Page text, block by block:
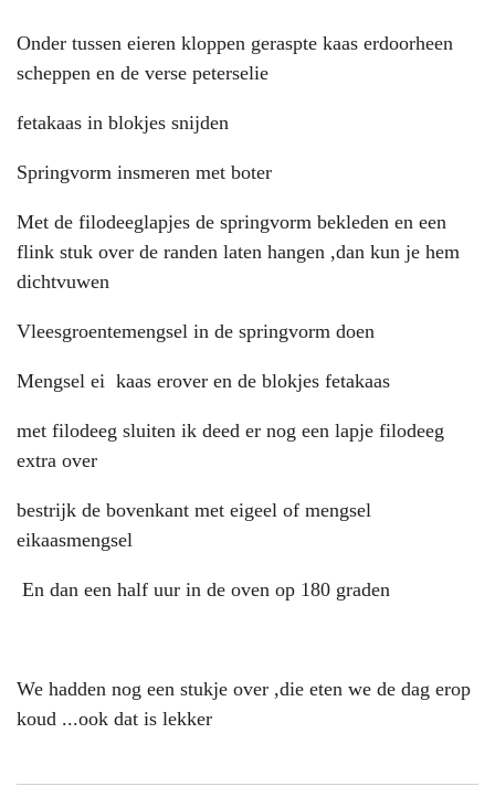
Onder tussen eieren kloppen geraspte kaas erdoorheen
scheppen en de verse peterselie
fetakaas in blokjes snijden
Springvorm insmeren met boter
Met de filodeeglapjes de springvorm bekleden en een
flink stuk over de randen laten hangen ,dan kun je hem
dichtvuwen
Vleesgroentemengsel in de springvorm doen
Mengsel ei kaas erover en de blokjes fetakaas
met filodeeg sluiten ik deed er nog een lapje filodeeg
extra over
bestrijk de bovenkant met eigeel of mengsel
eikaasmengsel
En dan een half uur in de oven op 180 graden
We hadden nog een stukje over ,die eten we de dag erop
koud ...ook dat is lekker